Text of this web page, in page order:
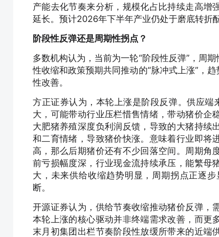
产能去化节奏来分析，规模化占比持续走高增
延长。预计2026年下半年产业仍处于磨底转折
阶段性反弹还是周期性拐点？
多数机构认为，当前为一轮“阶段性反弹”，周
性收缩和政策预期共同推动的“脉冲式上涨”，
性改善。
方正证券认为，本轮上涨是阶段反弹。供应
大，可能带动行业压栏惜售情绪，带动猪价企
大肥猪养殖深度负利润反馈，导致的大猪持续
和二育情绪，导致猪价快涨。意味着行业即将
高，那么后期猪价还有不少回落空间。周期角
前亏损幅度深，行业现金流持续承压，能繁母
大，未来供给收缩趋势明显，周期拐点正逐
断。
开源证券认为，供给节奏收缩推动猪价反弹，
本轮上涨的核心驱动并非终端需求改善，而更
末月初集团出栏节奏阶段性放缓所带来的近端